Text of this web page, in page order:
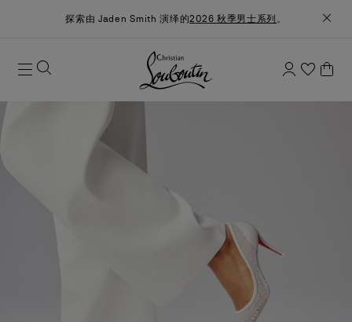
探索由 Jaden Smith 演绎的2026 秋季男士系列 。